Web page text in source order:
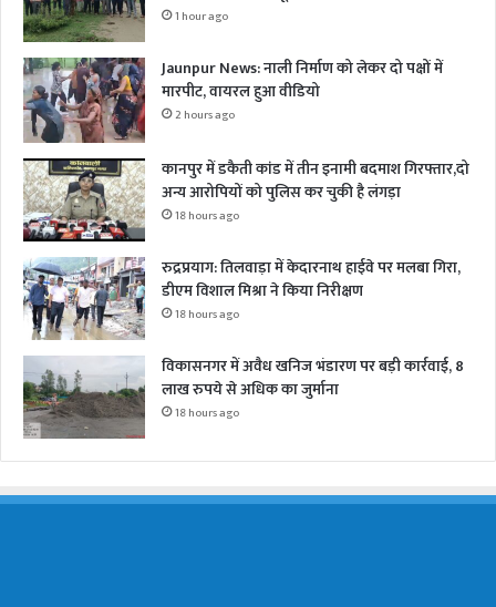
1 hour ago
Jaunpur News: नाली निर्माण को लेकर दो पक्षों में
मारपीट, वायरल हुआ वीडियो
2 hours ago
कानपुर में डकैती कांड में तीन इनामी बदमाश गिरफ्तार,दो
अन्य आरोपियों को पुलिस कर चुकी है लंगड़ा
18 hours ago
रुद्रप्रयाग: तिलवाड़ा में केदारनाथ हाईवे पर मलबा गिरा,
डीएम विशाल मिश्रा ने किया निरीक्षण
18 hours ago
विकासनगर में अवैध खनिज भंडारण पर बड़ी कार्रवाई, 8
लाख रुपये से अधिक का जुर्माना
18 hours ago